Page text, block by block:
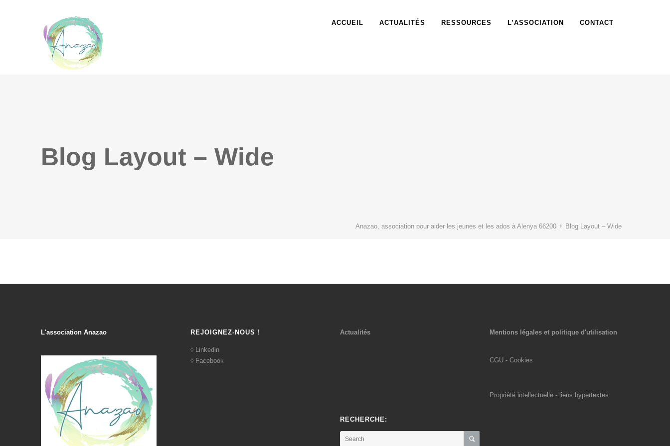
ACCUEIL ACTUALITÉS RESSOURCES L’ASSOCIATION CONTACT
Blog Layout – Wide
Anazao, association pour aider les jeunes et les ados à Alenya 66200 Blog Layout – Wide
L'association Anazao REJOIGNEZ-NOUS !
Linkedin
Facebook
Actualités
RECHERCHE:
Mentions légales et politique d'utilisation
CGU - Cookies
Propriété intellectuelle - liens hypertextes